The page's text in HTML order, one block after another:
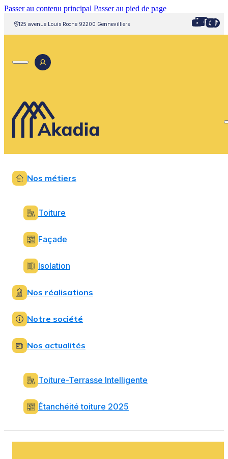
Passer au contenu principal Passer au pied de page
125 avenue Louis Roche 92200 Gennevilliers
Nos métiers
Toiture
Façade
Isolation
Nos réalisations
Notre société
Nos actualités
Toiture-Terrasse Intelligente
Étanchéité toiture 2025